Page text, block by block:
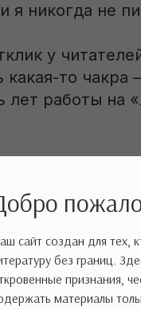
сайт создан для тех,
без границ.
признания,
материалы
я никогда не
у
какая-то
лет работы на
привела
силы,
подобного
«Литнете»